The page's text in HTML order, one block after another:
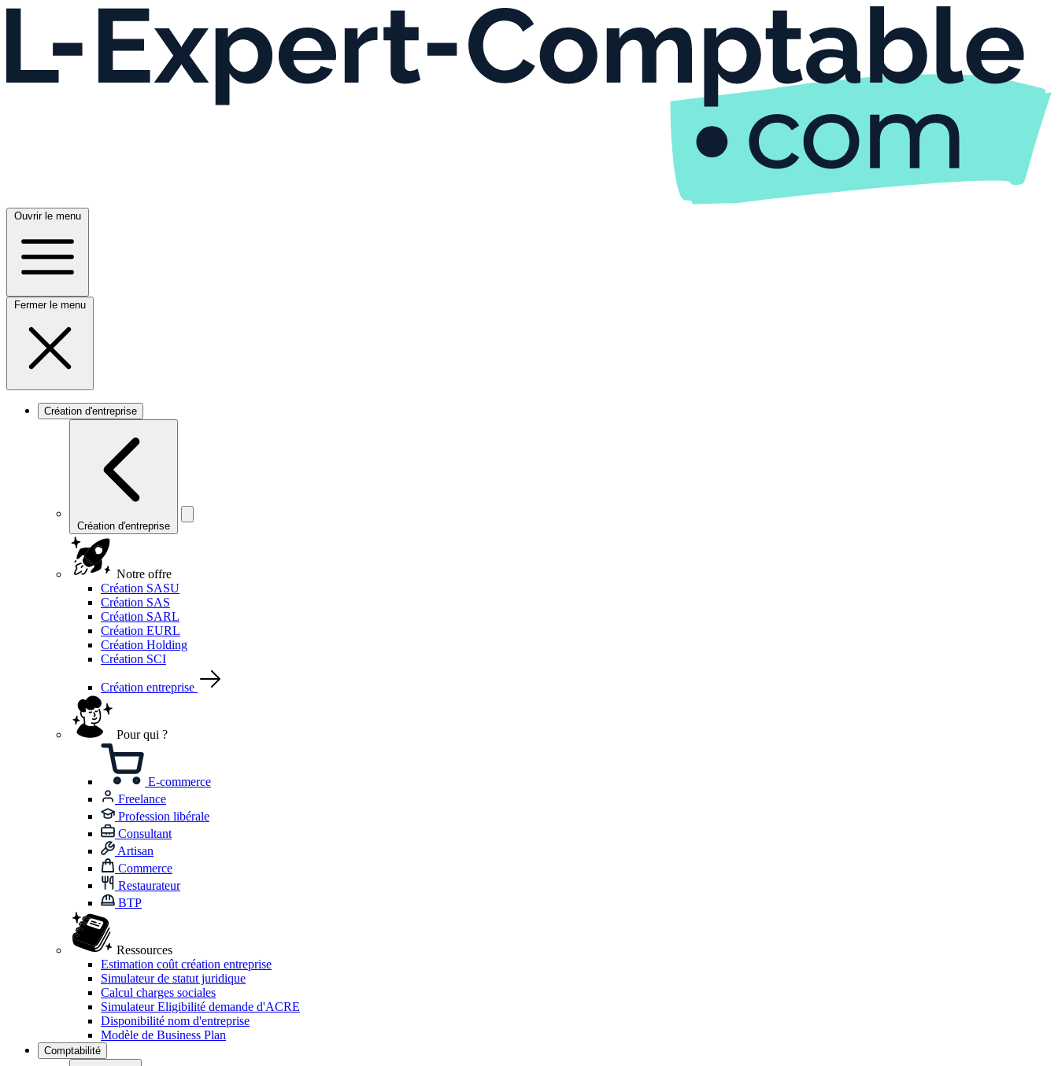
Ouvrir le menu
Fermer le menu
Création d'entreprise
Création d'entreprise
Notre offre
Création SASU
Création SAS
Création SARL
Création EURL
Création Holding
Création SCI
Création entreprise
Pour qui ?
E-commerce
Freelance
Profession libérale
Consultant
Artisan
Commerce
Restaurateur
BTP
Ressources
Estimation coût création entreprise
Simulateur de statut juridique
Calcul charges sociales
Simulateur Eligibilité demande d'ACRE
Disponibilité nom d'entreprise
Modèle de Business Plan
Comptabilité